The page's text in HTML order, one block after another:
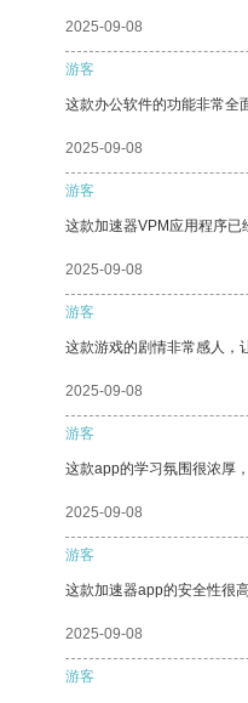
2025-09-08
游客
这款办公软件的功能非常全
2025-09-08
游客
这款加速器VPM应用程序已
2025-09-08
游客
这款游戏的剧情非常感人，
2025-09-08
游客
这款app的学习氛围很浓厚
2025-09-08
游客
这款加速器app的安全性很
2025-09-08
游客